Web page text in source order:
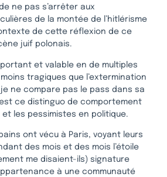
ne pas s’arrêter aux
de la montée de l’hitlérisme
de cette réflexion de ce
juif polonais.
et valable en de multiples
tragiques que l’extermination
ne compare pas le pass dans sa
ce distinguo de comportement
les pessimistes en politique.
ont vécu à Paris, voyant leurs
des mois et des mois l’étoile
me disaient-ils) signature
à une communauté